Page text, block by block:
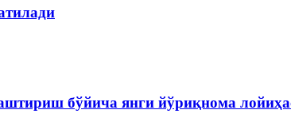
бўйича янги йўриқнома